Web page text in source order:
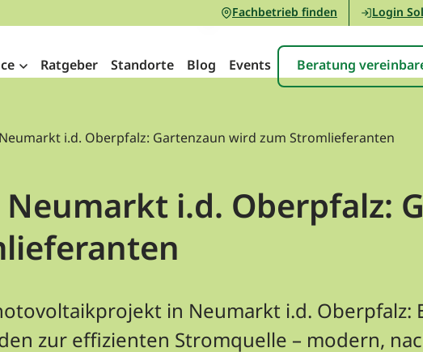
Fachbetrieb finden Login
Ratgeber Standorte Blog Events Beratung
i.d. Oberpfalz: Gartenzaun wird zum Stromlieferanten
i.d. Oberpfalz:
in Neumarkt i.d. Oberpfalz:
zur effizienten Stromquelle – modern,